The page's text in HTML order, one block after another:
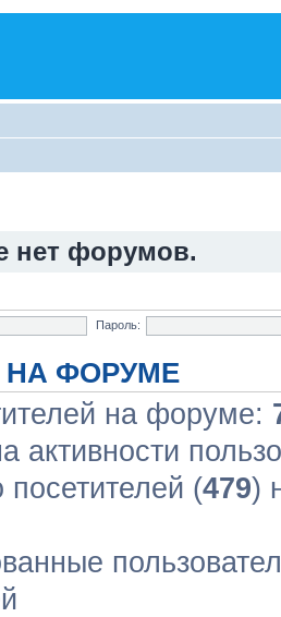
нет форумов.
Пароль:
НА ФОРУМЕ
на форуме:
активности
(479)